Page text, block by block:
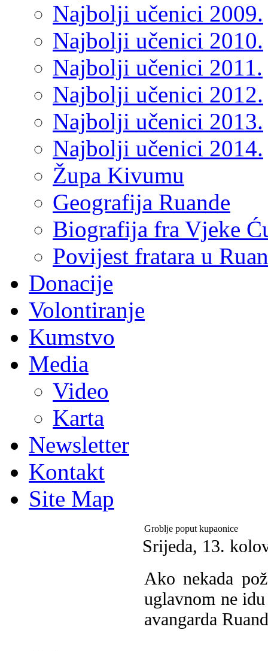
Najbolji učenici 2009.
Najbolji učenici 2010.
Najbolji učenici 2011.
Najbolji učenici 2012.
Najbolji učenici 2013.
Najbolji učenici 2014.
Župa Kivumu
Geografija Ruande
Biografija fra Vjeke
Povijest fratara u
Donacije
Volontiranje
Kumstvo
Media
Video
Karta
Newsletter
Kontakt
Site Map
Groblje poput kupaonice
Srijeda, 13.
Ako nekada
uglavnom ne
avangarda